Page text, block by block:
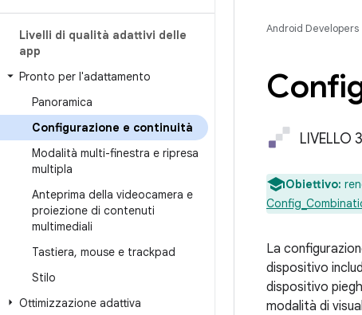
Livelli di qualità adattivi delle
app
Pronto per l'adattamento
Panoramica
Configurazione e continuità
Modalità multi-finestra e ripresa
multipla
Anteprima della videocamera e
proiezione di contenuti
multimediali
Tastiera, mouse e trackpad
Stilo
Ottimizzazione adattiva
Android Developers
Obiettivo:
La
dispositivo
dispositivo
modalità di